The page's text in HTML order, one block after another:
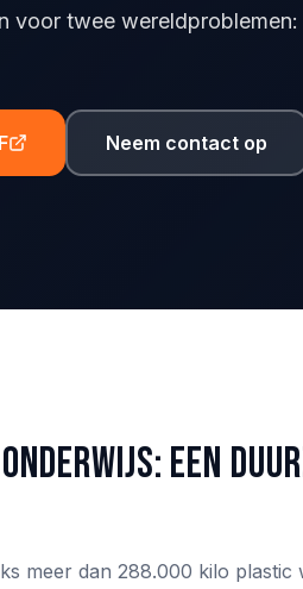
voor twee
Neem contact op
een
meer dan 288.000 kilo plastic